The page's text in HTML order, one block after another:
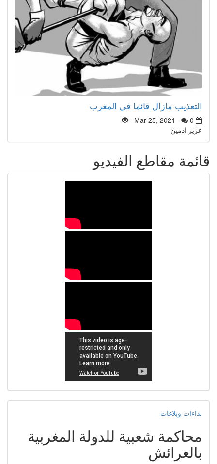
التعذيب مازال قائما في المغرب
Mar 25, 2021
0
عزيز ادمين
قائمة مقاطع الفيديو
نداءات وبلاغات
محاكمة شعبية للدولة المغربية
بالعرائش